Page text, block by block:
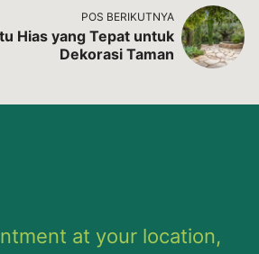
POS BERIKUTNYA
Hias yang Tepat untuk
Dekorasi Taman
at your location,